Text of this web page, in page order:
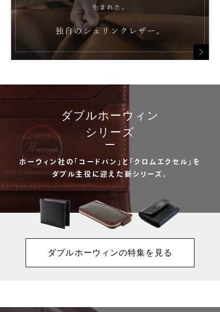
ダブルホーウィン
シリーズ
ホーウィン社の「コードバン」と「クロムエクセル」を
ダブル主役に迎えた新シリーズ。
ダブルホーウィンの特集を見る